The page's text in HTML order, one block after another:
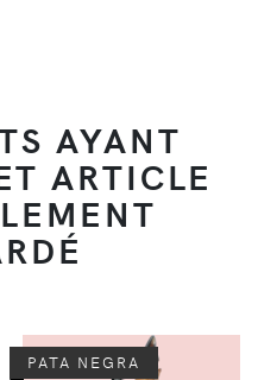
AYANT
ARTICLE
PATA NEGRA